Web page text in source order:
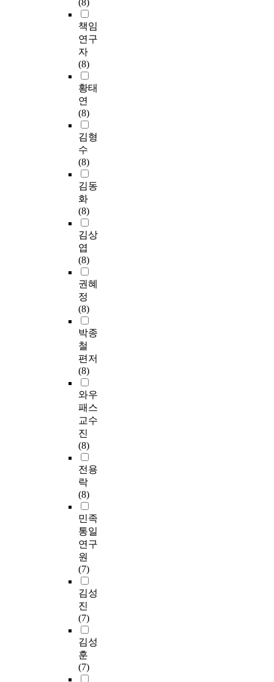
(8)
책임
연구
자
(8)
황태
연
(8)
김형
수
(8)
김동
화
(8)
김상
엽
(8)
권혜
정
(8)
박종
철
편저
(8)
와우
패스
교수
진
(8)
전용
락
(8)
민족
통일
연구
원
(7)
김성
진
(7)
김성
훈
(7)